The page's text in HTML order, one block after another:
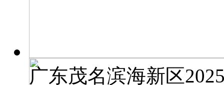
广东茂名滨海新区